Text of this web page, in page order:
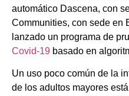
automático Dascena, con
Communities, con sede en
lanzado un programa de
Covid-19 basado en
Un uso poco común de la
de los adultos mayores